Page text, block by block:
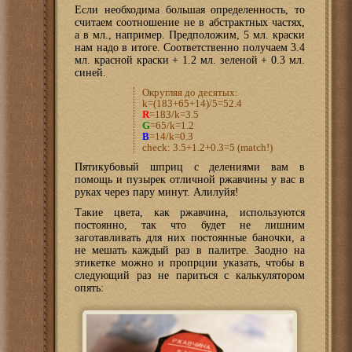
Если необходима большая определенность, то
считаем соотношение не в абстрактных частях,
а в мл., например. Предположим, 5 мл. краски
нам надо в итоге. Соответственно получаем 3.4
мл. красной краски + 1.2 мл. зеленой + 0.3 мл.
синей.
Округляя до десятых:
k=(183+65+14)/5=52.4
R=183/k=3.5
G=65/k=1.2
B=14/k=0.3
check: 3.5+1.2+0.3=5 (match!)
Пятикубовый шприц с делениями вам в
помощь и пузырек отличной ржавчины у вас в
руках через пару минут. Алилуйя!
Такие цвета, как ржавчина, используются
постоянно, так что будет не лишним
заготавливать для них постоянные баночки, а
не мешать каждый раз в палитре. Заодно на
этикетке можно и пропрции указать, чтобы в
следующий раз не париться с калькулятором
опять: